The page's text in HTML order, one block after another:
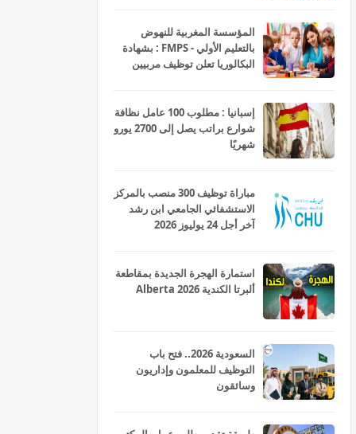
المؤسسة المغربية للنهوض
بالتعليم الأولي - FMPS : بشهادة
البكالوريا تعلن توظيف مربيين
إسبانيا : مطلوب 100 عامل نظافة
شوارع براتب يصل إلى 2700 يورو
شهريًا
مباراة توظيف 300 منصب بالمركز
الاستشفائي الجامعي ابن رشد
آخر أجل 24 يوليوز 2026
استمارة الهجرة الجديدة بمقاطعة
ألبرتا الكندية Alberta 2026
السعودية 2026.. فتح باب
التوظيف للمعلمون وإداريون
وسائقون